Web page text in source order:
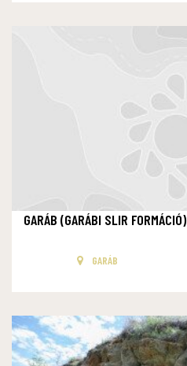
GARÁB (GARÁBI SLIR FORMÁCIÓ)
GARÁB